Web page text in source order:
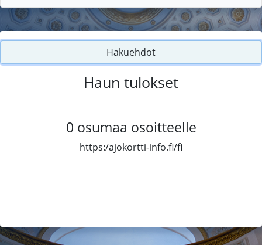
Hakuehdot
Haun tulokset
0 osumaa osoitteelle
https:/ajokortti-info.fi/fi